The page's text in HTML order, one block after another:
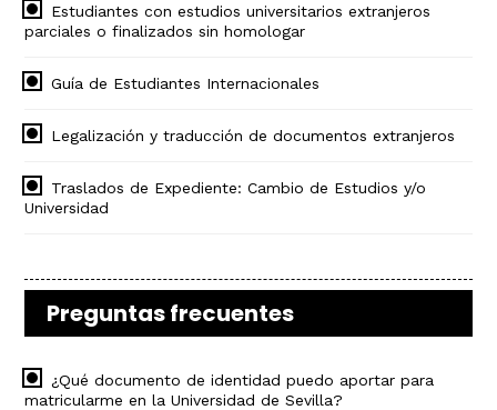
Estudiantes con estudios universitarios extranjeros
parciales o finalizados sin homologar
Guía de Estudiantes Internacionales
Legalización y traducción de documentos extranjeros
Traslados de Expediente: Cambio de Estudios y/o
Universidad
Preguntas frecuentes
¿Qué documento de identidad puedo aportar para
matricularme en la Universidad de Sevilla?